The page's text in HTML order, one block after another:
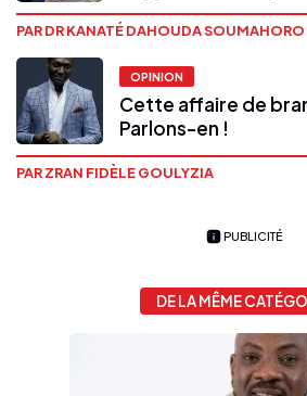
PAR DR KANATÉ DAHOUDA SOUMAHORO
OPINION
Cette affaire de
Parlons-en !
PAR ZRAN FIDÈLE GOULYZIA
PUBLICITÉ
DE LA MÊME